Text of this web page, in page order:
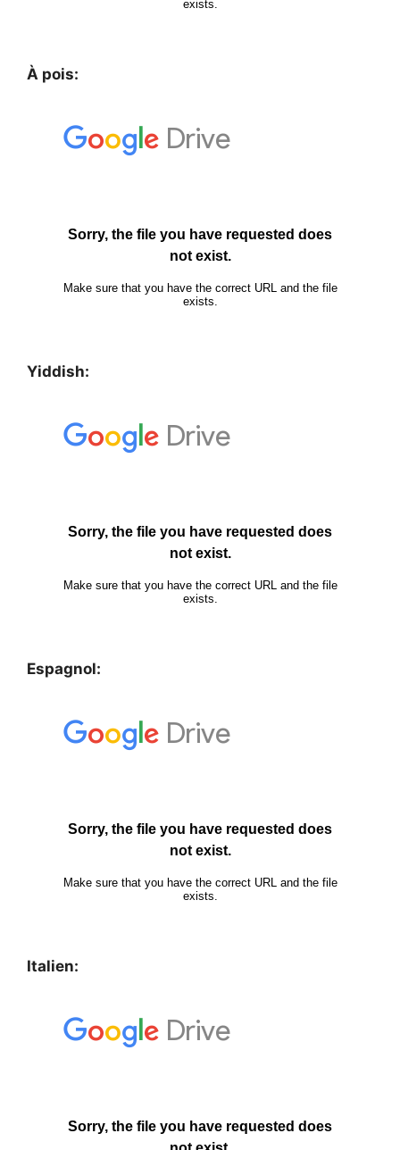
À pois:
Yiddish:
Espagnol:
Italien: